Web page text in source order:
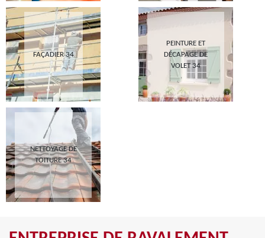
FAÇADIER 34
PEINTURE ET
DÉCAPAGE DE
VOLET 34
NETTOYAGE DE
TOITURE 34